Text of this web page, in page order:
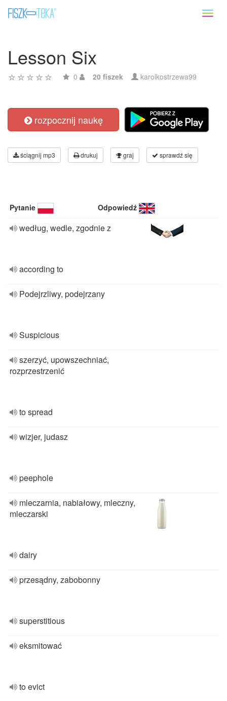
Lesson Six
0 20 fiszek karolkostrzewa99
rozpocznij naukę
ściągnij mp3 drukuj graj sprawdź się
Pytanie Odpowiedź
według, wedle, zgodnie z
according to
Podejrzliwy, podejrzany
Suspicious
szerzyć, upowszechniać,
rozprzestrzenić
to spread
wizjer, judasz
peephole
mleczarnia, nabiałowy, mleczny,
mleczarski
dairy
przesądny, zabobonny
superstitious
eksmitować
to evict